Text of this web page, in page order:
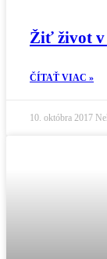
Žiť život v
ČÍTAŤ VIAC »
10. októbra 2017